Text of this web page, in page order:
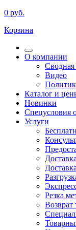
0 руб.
Корзина
О компании
Сводная
Видео
Каталог и
Новинки
Спецусловия
Услуги
Резка
Возврат